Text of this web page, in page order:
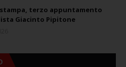
terzo appuntamento
Giacinto Pipitone